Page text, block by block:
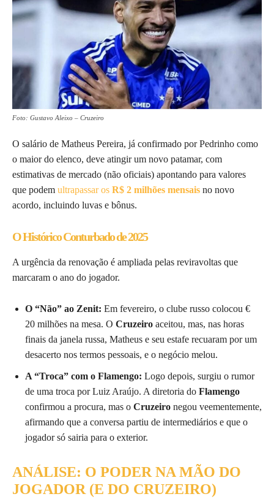
Foto: Gustavo Aleixo – Cruzeiro
O salário de Matheus Pereira, já confirmado por Pedrinho como
o maior do elenco, deve atingir um novo patamar, com
estimativas de mercado (não oficiais) apontando para valores
que podem ultrapassar os R$ 2 milhões mensais no novo
acordo, incluindo luvas e bônus.
O Histórico Conturbado de 2025
A urgência da renovação é ampliada pelas reviravoltas que
marcaram o ano do jogador.
O “Não” ao Zenit: Em fevereiro, o clube russo colocou €
20 milhões na mesa. O Cruzeiro aceitou, mas, nas horas
finais da janela russa, Matheus e seu estafe recuaram por um
desacerto nos termos pessoais, e o negócio melou.
A “Troca” com o Flamengo: Logo depois, surgiu o rumor
de uma troca por Luiz Araújo. A diretoria do Flamengo
confirmou a procura, mas o Cruzeiro negou veementemente,
afirmando que a conversa partiu de intermediários e que o
jogador só sairia para o exterior.
ANÁLISE: O PODER NA MÃO DO
JOGADOR (E DO CRUZEIRO)